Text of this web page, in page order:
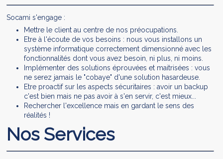
Socami s'engage :
Mettre le client au centre de nos préocupations.
Etre à l'écoute de vos besoins : nous vous installons un
système informatique correctement dimensionné avec les
fonctionnalités dont vous avez besoin, ni plus, ni moins.
Implémenter des solutions éprouvées et maitrisées : vous
ne serez jamais le "cobaye" d'une solution hasardeuse.
Etre proactif sur les aspects sécuritaires : avoir un backup
c'est bien mais ne pas avoir à s'en servir, c'est mieux...
Rechercher l'excellence mais en gardant le sens des
réalités !
Nos Services